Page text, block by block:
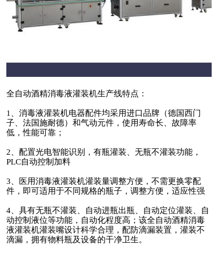
全自动酒精消毒液灌装机生产线特点：
1、消毒液灌装机电器配件均采用进口品牌（德国西门
子、法国施耐德）和气动元件，使用寿命长、故障率
低，性能可靠；
2、配置光电智能识别，有瓶灌装、无瓶不灌装功能，
PLC自动控制加料
3、医用消毒液灌装机灌装量调整方便，不需更换零配
件，即可适用于不同规格的瓶子，调整方便，适应性强
4、具有无瓶不灌装、自动进瓶出瓶、自动定位灌装、自
动控制液位等功能，自动化程度高；该全自动酒精消毒
液灌装机灌装嘴设计科学合理，配防滴漏装置，灌装不
滴漏，拥有物料瓶及设备的干净卫生。